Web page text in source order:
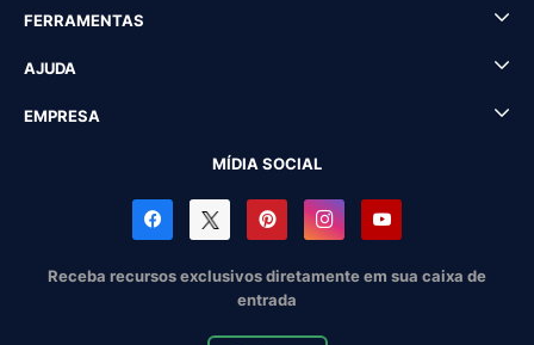
FERRAMENTAS
AJUDA
EMPRESA
MÍDIA SOCIAL
Receba recursos exclusivos diretamente em sua caixa de
entrada